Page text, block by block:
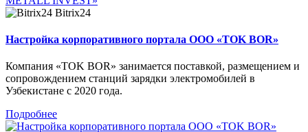
Bitrix24
Настройка корпоративного портала ООО «TOK BOR»
Компания «TOK BOR» занимается поставкой, размещением и
сопровождением станций зарядки электромобилей в
Узбекистане с 2020 года.
Подробнее